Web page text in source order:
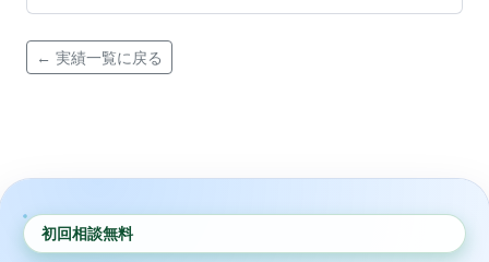
← 実績一覧に戻る
初回相談無料